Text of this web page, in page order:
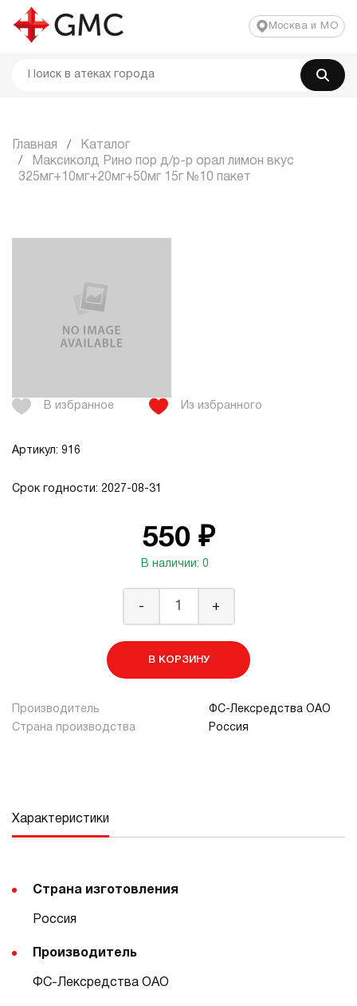
Москва и МО
Главная
Каталог
Максиколд Рино пор д/р-р орал лимон вкус
325мг+10мг+20мг+50мг 15г №10 пакет
В избранное Из избранного
Артикул: 916
Срок годности: 2027-08-31
550 ₽
В наличии: 0
- +
В КОРЗИНУ
Производитель
ФС-Лексредства ОАО
Страна производства
Россия
Характеристики
Страна изготовления
Россия
Производитель
ФС-Лексредства ОАО